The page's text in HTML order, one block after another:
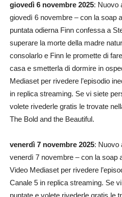
giovedì 6 novembre 2025: Nuovo
giovedì 6 novembre – con la soap
puntata odierna Finn confessa a
superare la morte della madre
consolarlo e Finn le promette di
casa e smetterla di dormire in
Mediaset per rivedere l’episodio
in replica streaming. Se vi siete
volete rivederle gratis le trovate
The Bold and the Beautiful.
venerdì 7 novembre 2025: Nuovo
venerdì 7 novembre – con la soap
Video Mediaset per rivedere
Canale 5 in replica streaming. Se
puntate e volete rivederle gratis le